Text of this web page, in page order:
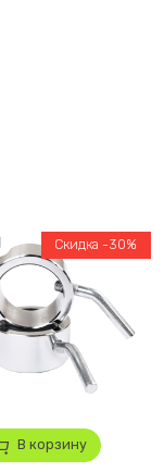
В корзину
Скидка -30%